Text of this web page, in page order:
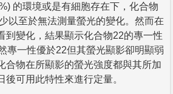
的環境或是有細胞存在下，化合物
以至於無法測量螢光的變化。然而在
到變化，結果顯示化合物22的專一性
專一性優於22但其螢光顯影卻明顯弱
合物在所顯影的螢光強度都與其所加
後可用此特性來進行定量。